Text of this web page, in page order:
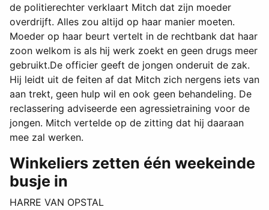
de politierechter verklaart Mitch dat zijn moeder
overdrijft. Alles zou altijd op haar manier moeten.
Moeder op haar beurt vertelt in de rechtbank dat haar
zoon welkom is als hij werk zoekt en geen drugs meer
gebruikt.De officier geeft de jongen onderuit de zak.
Hij leidt uit de feiten af dat Mitch zich nergens iets van
aan trekt, geen hulp wil en ook geen behandeling. De
reclassering adviseerde een agressietraining voor de
jongen. Mitch vertelde op de zitting dat hij daaraan
mee zal werken.
Winkeliers zetten één weekeinde
busje in
HARRE VAN OPSTAL